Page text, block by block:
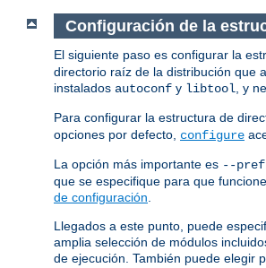
Configuración de la
El siguiente paso es configurar la
directorio raíz de la distribución que
instalados autoconf y libtool, y
Para configurar la estructura de
opciones por defecto, configure
La opción más importante es --
que se especifique para que
de configuración.
Llegados a este punto, puede
amplia selección de módulos
de ejecución. También puede elegir